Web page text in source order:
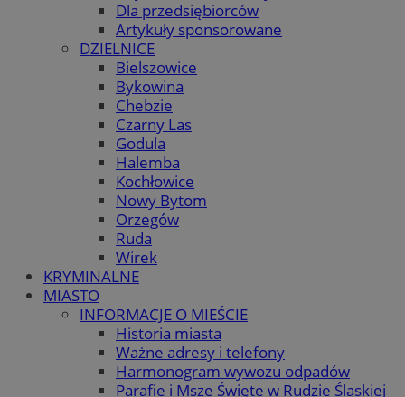
Dla przedsiębiorców
Artykuły sponsorowane
DZIELNICE
Bielszowice
Bykowina
Chebzie
Czarny Las
Godula
Halemba
Kochłowice
Nowy Bytom
Orzegów
Ruda
Wirek
KRYMINALNE
MIASTO
INFORMACJE O MIEŚCIE
Historia miasta
Ważne adresy i telefony
Harmonogram wywozu odpadów
Parafie i Msze Święte w Rudzie Śląskiej